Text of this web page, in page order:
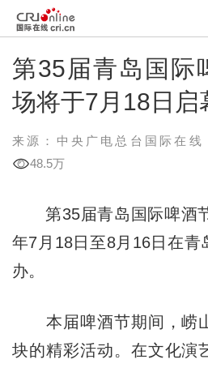
第35届青岛国际
场将于7月18日启
来源：中央广电总台国际在线
48.5万
第35届青岛国际啤酒
年7月18日至8月16日在青
办。
本届啤酒节期间，崂
块的精彩活动。在文化演